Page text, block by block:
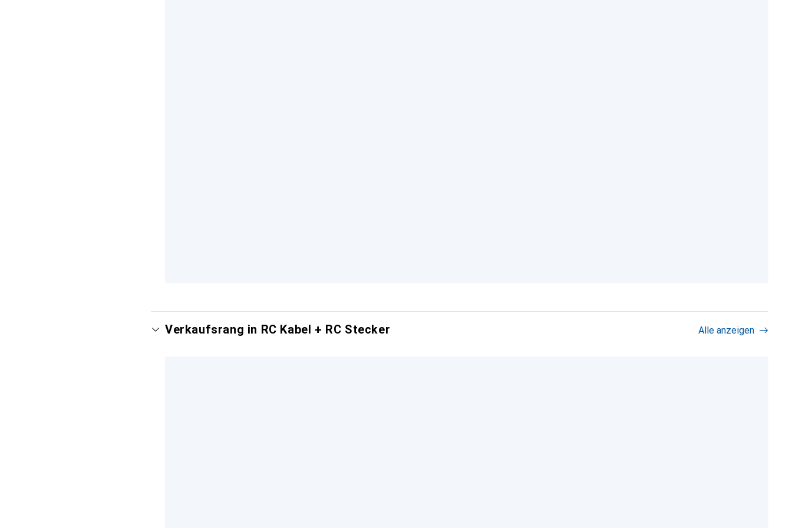
Verkaufsrang in RC Kabel + RC Stecker Alle anzeigen